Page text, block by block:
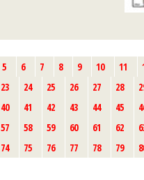
5 6 7 8 9 10 11
23 24 25 26 27 28
40 41 42 43 44 45
57 58 59 60 61 62
74 75 76 77 78 79